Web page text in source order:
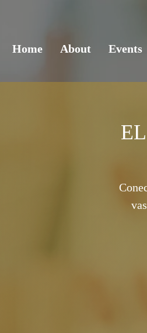
Home About Events